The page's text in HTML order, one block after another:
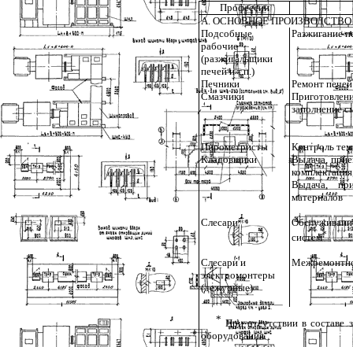
Профессии
А. ОСНОВНОЕ ПРОИЗВОДСТВО
Подсобные
рабочие
(разжигальщики
печей и т.п.)
Разжигание
Печники
Ремонт печей
Смазчики
заполнение
Пирометристы
Контроль
Кладовщики
Выдача,
Выдача,
материалов
Слесари
систем*
Слесари и
электромонтеры
(дежурные)
* При отсутствии в составе
оборудования.